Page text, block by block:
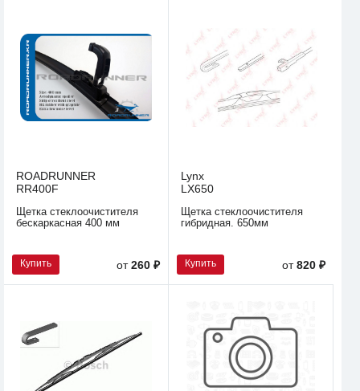
ROADRUNNER
RR400F
Щетка стеклоочистителя
бескаркасная 400 мм
Купить от260 ₽
Lynx
LX650
Щетка стеклоочистителя
гибридная. 650мм
Купить от820 ₽